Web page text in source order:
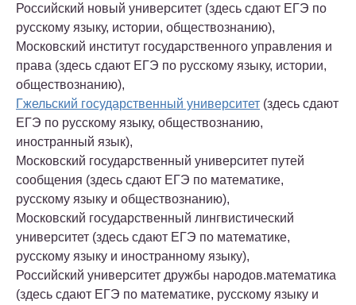
Российский новый университет (здесь сдают ЕГЭ по
русскому языку, истории, обществознанию),
Московский институт государственного управления и
права (здесь сдают ЕГЭ по русскому языку, истории,
обществознанию),
Гжельский государственный университет (здесь сдают
ЕГЭ по русскому языку, обществознанию,
иностранный язык),
Московский государственный университет путей
сообщения (здесь сдают ЕГЭ по математике,
русскому языку и обществознанию),
Московский государственный лингвистический
университет (здесь сдают ЕГЭ по математике,
русскому языку и иностранному языку),
Российский университет дружбы народов.математика
(здесь сдают ЕГЭ по математике, русскому языку и